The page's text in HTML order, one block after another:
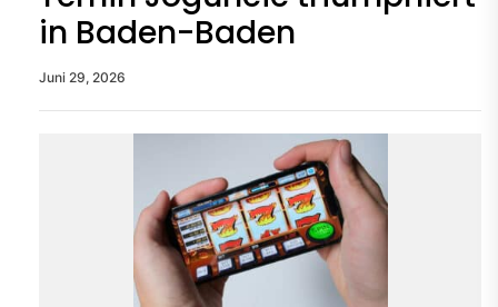
in Baden-Baden
Juni 29, 2026